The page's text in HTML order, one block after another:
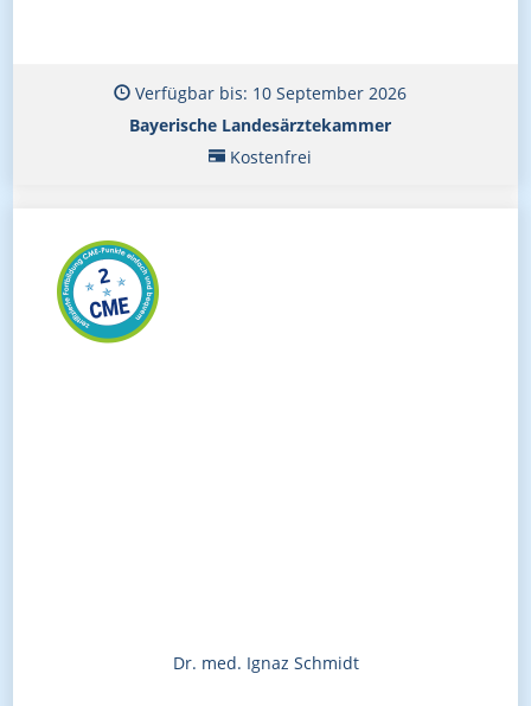
Verfügbar bis: 10 September 2026
Bayerische Landesärztekammer
Kostenfrei
Dr. med. Ignaz Schmidt